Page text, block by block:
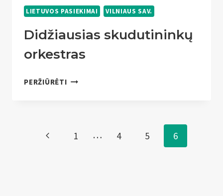
LIETUVOS PASIEKIMAI VILNIAUS SAV.
Didžiausias skudutininkų
orkestras
PERŽIŪRĖTIDIDŽIAUSIAS
Previous1 … 4 5 6